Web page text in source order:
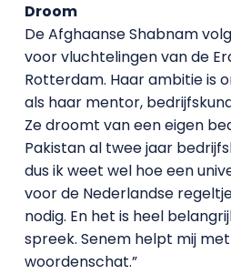
Droom
De Afghaanse Shabnam
voor vluchtelingen van de
Rotterdam. Haar ambitie is
als haar mentor,
Ze droomt van een eigen
Pakistan al twee jaar
dus ik weet wel hoe een
voor de Nederlandse
nodig. En het is heel
spreek. Senem helpt mij
woordenschat.”